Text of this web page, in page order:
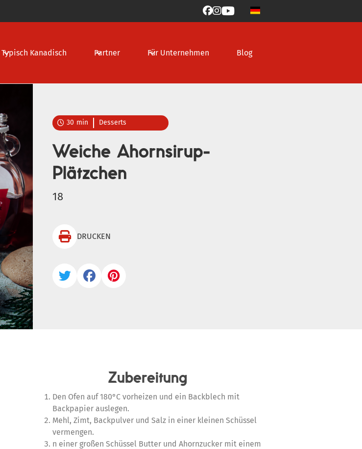

Typisch Kanadisch Partner Für Unternehmen Blog
 30 min Desserts
Weiche Ahornsirup-
Plätzchen
18
 DRUCKEN
  
Zubereitung
Den Ofen auf 180°C vorheizen und ein Backblech mit
Backpapier auslegen.
Mehl, Zimt, Backpulver und Salz in einer kleinen Schüssel
vermengen.
n einer großen Schüssel Butter und Ahornzucker mit einem